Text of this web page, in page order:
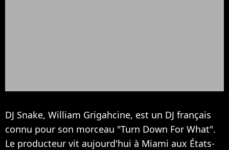
DJ Snake, William Grigahcine, est un DJ français
connu pour son morceau "Turn Down For What".
Le producteur vit aujourd'hui à Miami aux États-